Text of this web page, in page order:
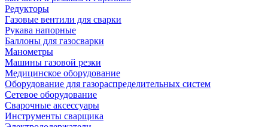
Редукторы
Газовые вентили для сварки
Рукава напорные
Баллоны для газосварки
Манометры
Машины газовой резки
Медицинское оборудование
Оборудование для газораспределительных систем
Сетевое оборудование
Сварочные аксессуары
Инструменты сварщика